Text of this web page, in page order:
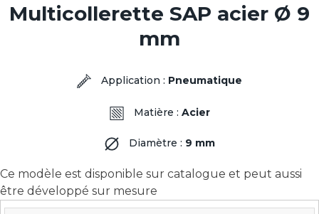
Multicollerette SAP acier Ø 9
mm
Application : Pneumatique
Matière : Acier
Diamètre : 9 mm
Ce modèle est disponible sur catalogue et peut aussi
être développé sur mesure